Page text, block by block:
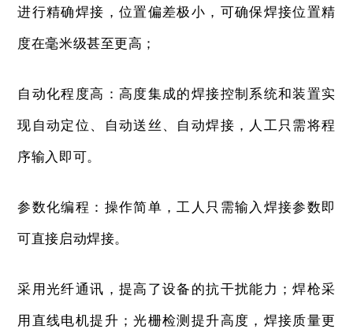
进行精确焊接，位置偏差极小，可确保焊接位置精
度在毫米级甚至更高；
自动化程度高：高度集成的焊接控制系统和装置实
现自动定位、自动送丝、自动焊接，人工只需将程
序输入即可。
参数化编程：操作简单，工人只需输入焊接参数即
可直接启动焊接。
采用光纤通讯，提高了设备的抗干扰能力；焊枪采
用直线电机提升；光栅检测提升高度，焊接质量更